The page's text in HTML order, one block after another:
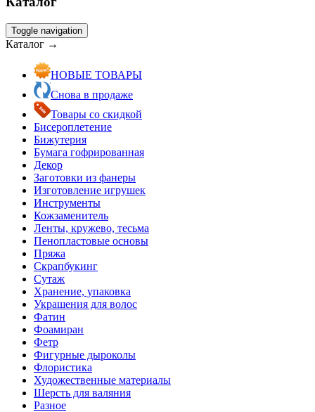
Toggle navigation
Каталог →
НОВЫЕ ТОВАРЫ
Снова в продаже
Товары со скидкой
Бисероплетение
Бижутерия
Бумага гофрированная
Декор
Заготовки из фанеры
Изготовление игрушек
Инструменты
Кожзаменитель
Ленты, кружево, тесьма
Пенопластовые основы
Пряжа
Скрапбукинг
Сутаж
Хранение, упаковка
Украшения для волос
Фатин
Фоамиран
Фетр
Фигурные дыроколы
Флористика
Художественные материалы
Шерсть для валяния
Разное